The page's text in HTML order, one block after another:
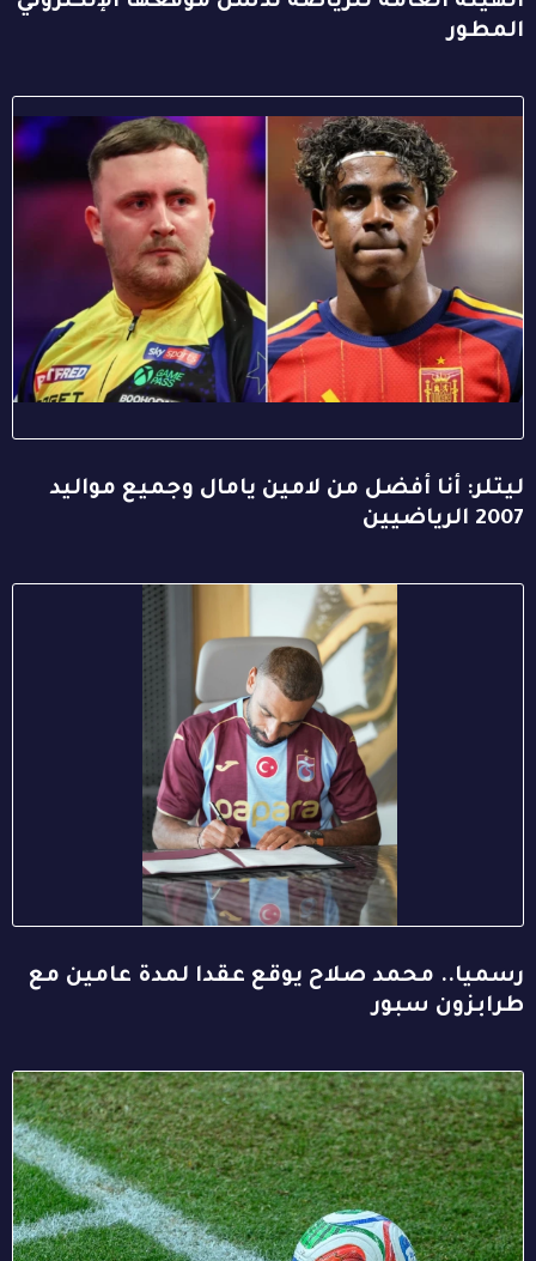
المطور
ليتلر: أنا أفضل من لامين يامال وجميع مواليد
2007 الرياضيين
رسميا.. محمد صلاح يوقع عقدا لمدة عامين مع
طرابزون سبور